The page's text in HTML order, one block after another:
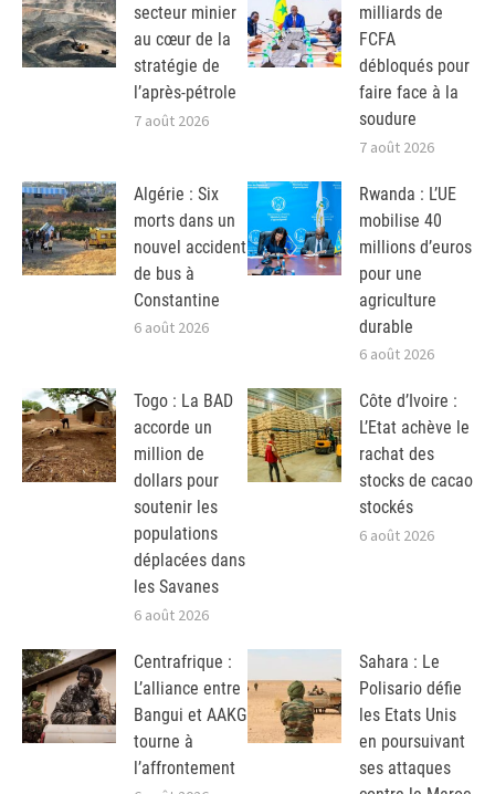
secteur minier
au cœur de la
stratégie de
l’après-pétrole
7 août 2026
milliards de
FCFA
débloqués pour
faire face à la
soudure
7 août 2026
Algérie : Six
morts dans un
nouvel accident
de bus à
Constantine
6 août 2026
Rwanda : L’UE
mobilise 40
millions d’euros
pour une
agriculture
durable
6 août 2026
Togo : La BAD
accorde un
million de
dollars pour
soutenir les
populations
déplacées dans
les Savanes
6 août 2026
Côte d’Ivoire :
L’Etat achève le
rachat des
stocks de cacao
stockés
6 août 2026
Centrafrique :
L’alliance entre
Bangui et AAKG
tourne à
l’affrontement
Sahara : Le
Polisario défie
les Etats Unis
en poursuivant
ses attaques